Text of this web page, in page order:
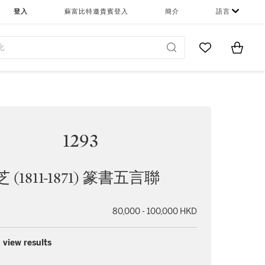
登入 蘇富比特邀貴賓登入 簡介 語言
Go to MyItems
1293
(1811-1871) 篆書五言聯
80,000 - 100,000 HKD
view results